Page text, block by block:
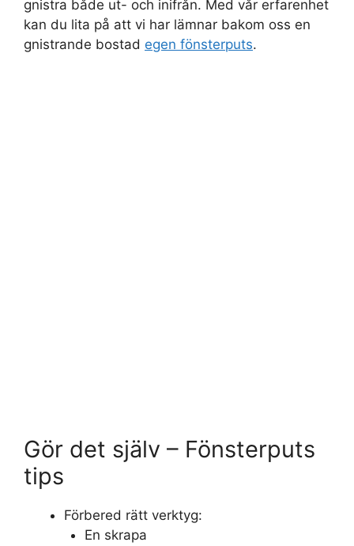
gnistra både ut- och inifrån. Med vår erfarenhet
kan du lita på att vi har lämnar bakom oss en
gnistrande bostad egen fönsterputs.
Gör det själv – Fönsterputs
tips
Förbered rätt verktyg:
En skrapa